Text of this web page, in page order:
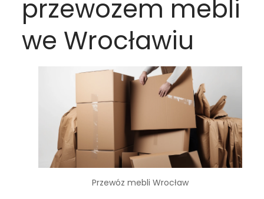
przewozem mebli
we Wrocławiu
Przewóz mebli Wrocław